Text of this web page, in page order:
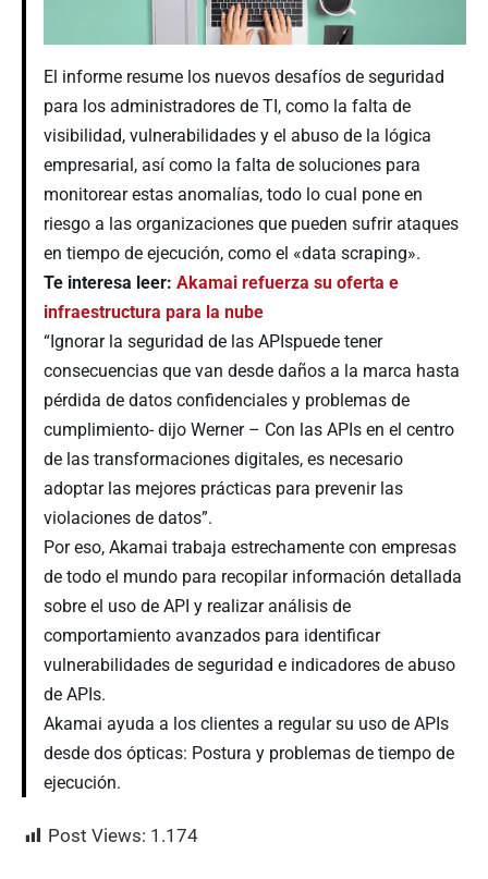
El informe resume los nuevos desafíos de seguridad
para los administradores de TI, como la falta de
visibilidad, vulnerabilidades y el abuso de la lógica
empresarial, así como la falta de soluciones para
monitorear estas anomalías, todo lo cual pone en
riesgo a las organizaciones que pueden sufrir ataques
en tiempo de ejecución, como el «data scraping».
Te interesa leer: Akamai refuerza su oferta e
infraestructura para la nube
“Ignorar la seguridad de las APIspuede tener
consecuencias que van desde daños a la marca hasta
pérdida de datos confidenciales y problemas de
cumplimiento- dijo Werner – Con las APIs en el centro
de las transformaciones digitales, es necesario
adoptar las mejores prácticas para prevenir las
violaciones de datos”.
Por eso, Akamai trabaja estrechamente con empresas
de todo el mundo para recopilar información detallada
sobre el uso de API y realizar análisis de
comportamiento avanzados para identificar
vulnerabilidades de seguridad e indicadores de abuso
de APIs.
Akamai ayuda a los clientes a regular su uso de APIs
desde dos ópticas: Postura y problemas de tiempo de
ejecución.
Post Views: 1.174